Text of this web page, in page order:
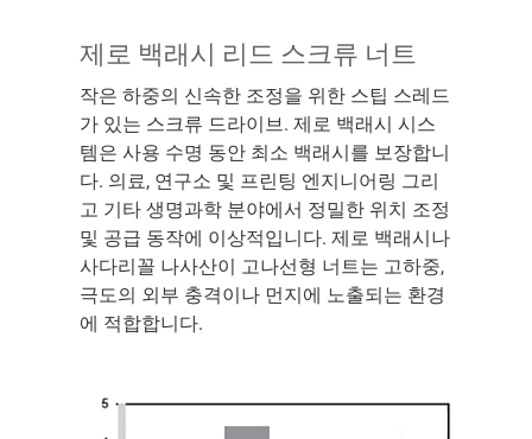
제로 백래시 리드 스크류 너트
작은 하중의 신속한 조정을 위한 스팁 스레드
가 있는 스크류 드라이브. 제로 백래시 시스
템은 사용 수명 동안 최소 백래시를 보장합니
다. 의료, 연구소 및 프린팅 엔지니어링 그리
고 기타 생명과학 분야에서 정밀한 위치 조정
및 공급 동작에 이상적입니다. 제로 백래시나
사다리꼴 나사산이 고나선형 너트는 고하중,
극도의 외부 충격이나 먼지에 노출되는 환경
에 적합합니다.